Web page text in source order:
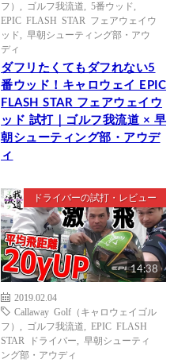
フ）
ゴルフ我流道 5番ウッド
EPIC FLASH STAR フェアウェイウ
ッド
早朝シューティング部・アウ
ディ
ダフリたくてもダフれない5
番ウッド！キャロウェイ EPIC
FLASH STAR フェアウェイウ
ッド 試打｜ゴルフ我流道 × 早
朝シューティング部・アウデ
ィ
ドライバーの試打・レビュー
14:38
2019.02.04
Callaway Golf（キャロウェイゴル
フ）
ゴルフ我流道
EPIC FLASH
STAR ドライバー
早朝シューティ
ング部・アウディ